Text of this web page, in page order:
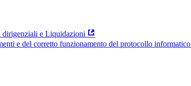
dirigenziali e Liquidazioni
e del corretto funzionamento del protocollo informatico